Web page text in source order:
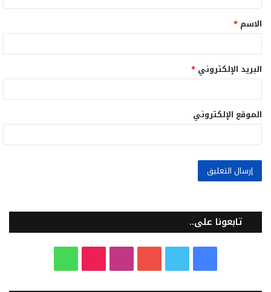
ق
*
الاسم *
البريد الإلكتروني *
الموقع الإلكتروني
تابعونا على..